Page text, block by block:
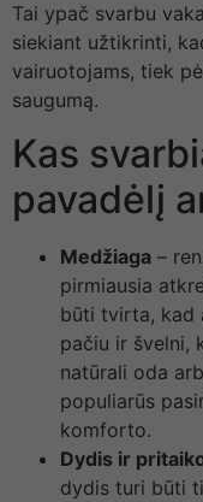
Tai ypač svarbu
siekiant užtikrinti,
vairuotojams, tiek
saugumą.
Kas
pavadėlį
Medžiaga –
pirmiausia
būti tvirta, kad
pačiu ir švelni,
natūrali oda
populiarūs
komforto.
Dydis ir
dydis turi būti